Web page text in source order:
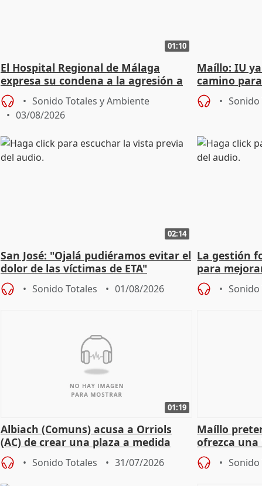
01:10
El Hospital Regional de Málaga
expresa su condena a la agresión a
dos enfermeras de Urgencias
Sonido Totales y Ambiente
03/08/2026
Maíllo: IU
camino
unitarios
Sonido
02:14
San José: "Ojalá pudiéramos evitar el
dolor de las víctimas de ETA"
Sonido Totales 01/08/2026
La gestión
para
actuación
Sonido
01:19
Albiach (Comuns) acusa a Orriols
(AC) de crear una plaza a medida
para su hija en Ripoll (Girona)
Sonido Totales 31/07/2026
Maíllo
ofrezca
gobierno"
Sonido